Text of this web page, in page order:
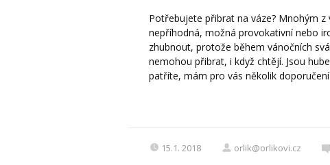
Potřebujete přibrat na váze? Mnohým
nepříhodná, možná provokativní nebo
zhubnout, protože během vánočních
nemohou přibrat, i když chtějí. Jsou
patříte, mám pro vás několik
15.1. 2018 orlik@orlikovi.cz